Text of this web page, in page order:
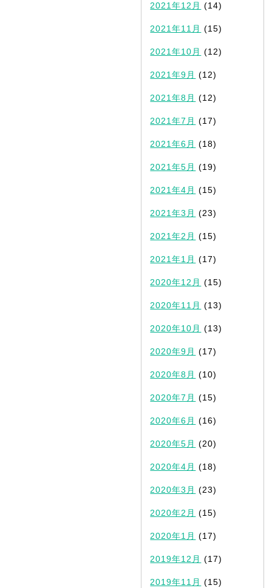
2021年12月 (14)
2021年11月 (15)
2021年10月 (12)
2021年9月 (12)
2021年8月 (12)
2021年7月 (17)
2021年6月 (18)
2021年5月 (19)
2021年4月 (15)
2021年3月 (23)
2021年2月 (15)
2021年1月 (17)
2020年12月 (15)
2020年11月 (13)
2020年10月 (13)
2020年9月 (17)
2020年8月 (10)
2020年7月 (15)
2020年6月 (16)
2020年5月 (20)
2020年4月 (18)
2020年3月 (23)
2020年2月 (15)
2020年1月 (17)
2019年12月 (17)
2019年11月 (15)